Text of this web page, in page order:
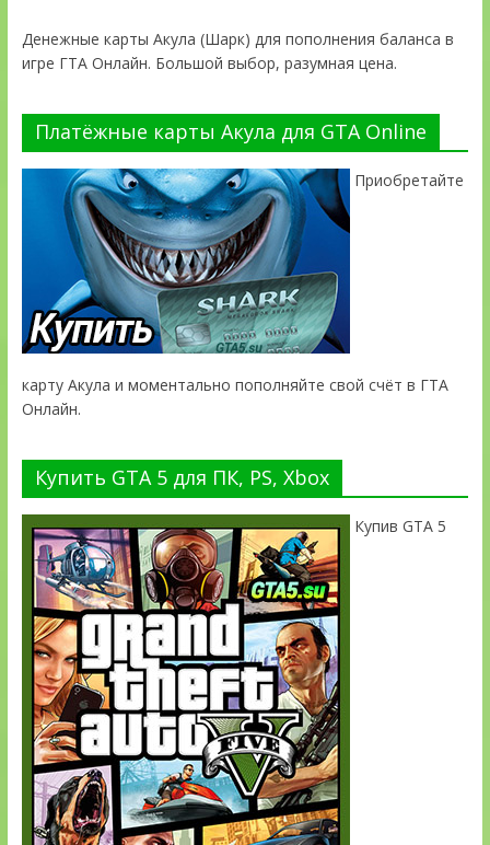
Денежные карты Акула (Шарк) для пополнения баланса в
игре ГТА Онлайн. Большой выбор, разумная цена.
Платёжные карты Акула для GTA Online
Приобретайте
карту Акула и моментально пополняйте свой счёт в ГТА
Онлайн.
Купить GTA 5 для ПК, PS, Xbox
Купив GTA 5